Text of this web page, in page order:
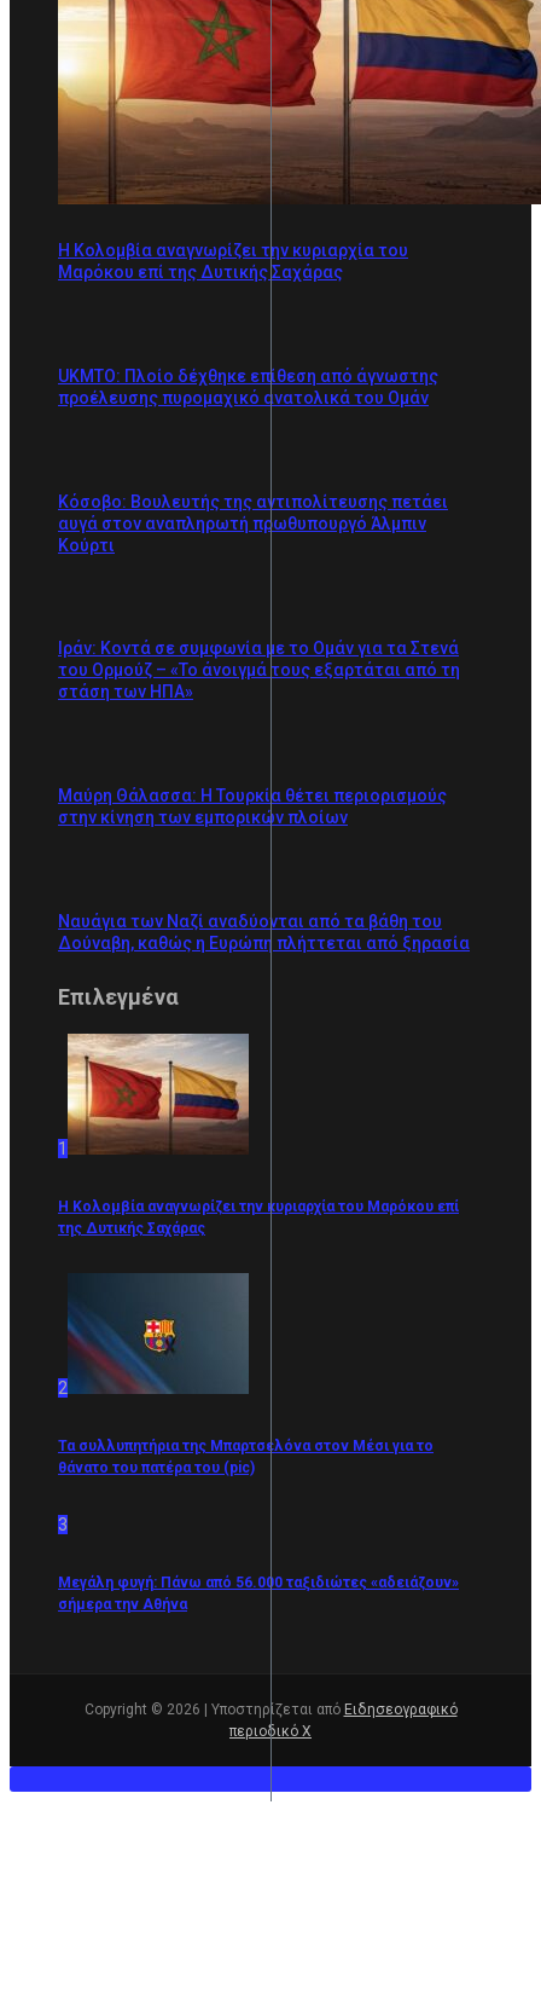
Η Κολομβία αναγνωρίζει την κυριαρχία του
Μαρόκου επί της Δυτικής Σαχάρας
UKMTO: Πλοίο δέχθηκε επίθεση από άγνωστης
προέλευσης πυρομαχικό ανατολικά του Ομάν
Κόσοβο: Βουλευτής της αντιπολίτευσης πετάει
αυγά στον αναπληρωτή πρωθυπουργό Άλμπιν
Κούρτι
Ιράν: Κοντά σε συμφωνία με το Ομάν για τα Στενά
του Ορμούζ – «Το άνοιγμά τους εξαρτάται από τη
στάση των ΗΠΑ»
Μαύρη Θάλασσα: Η Τουρκία θέτει περιορισμούς
στην κίνηση των εμπορικών πλοίων
Ναυάγια των Ναζί αναδύονται από τα βάθη του
Δούναβη, καθώς η Ευρώπη πλήττεται από ξηρασία
Επιλεγμένα
1
Η Κολομβία αναγνωρίζει την κυριαρχία του Μαρόκου επί
της Δυτικής Σαχάρας
2
Τα συλλυπητήρια της Μπαρτσελόνα στον Μέσι για το
θάνατο του πατέρα του (pic)
3
Μεγάλη φυγή: Πάνω από 56.000 ταξιδιώτες «αδειάζουν»
σήμερα την Αθήνα
Copyright © 2026 | Υποστηρίζεται από Ειδησεογραφικό
περιοδικό Χ